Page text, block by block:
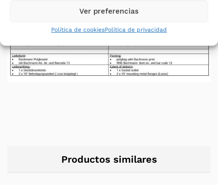
Ver preferencias
Política de cookiesPolítica de privacidad
Productos similares